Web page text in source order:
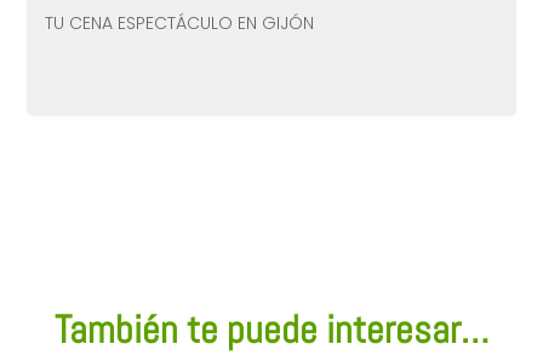
TU CENA ESPECTÁCULO EN GIJÓN
También te puede interesar…